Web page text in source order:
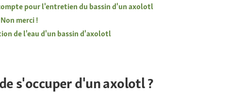
pour l'entretien du bassin d'un axolotl
merci !
de l'eau d'un bassin d'axolotl
s'occuper d'un axolotl ?